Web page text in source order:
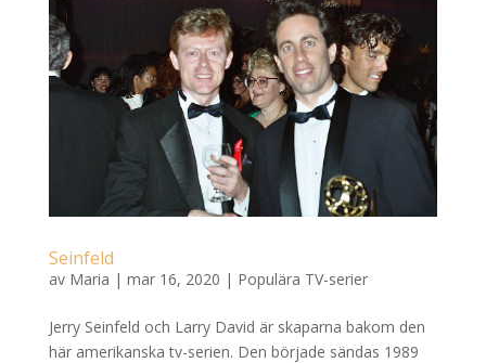
Seinfeld
av Maria | mar 16, 2020 | Populära TV-serier
Jerry Seinfeld och Larry David är skaparna bakom den
här amerikanska tv-serien. Den började sändas 1989